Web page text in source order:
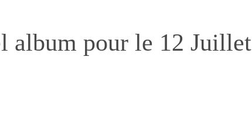
album pour le 12 Juillet